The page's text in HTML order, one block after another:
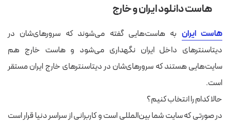
هاست دانلود ایران و خارج
هاست ایران به هاست‌هایی گفته می‌شوند که سرورهای‌شان در
دیتاسنترهای داخل ایران نگهداری می‌شود و هاست خارج هم
سایت‌هایی هستند که سرورهای‌شان در دیتاسنترهای خارج ایران مستقر
است.
حالا کدام را انتخاب کنیم؟
در صورتی که سایت شما بین‌المللی است و کاربرانی از سراسر دنیا قرار است